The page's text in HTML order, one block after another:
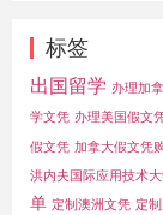
标签
出国留学 办理加
学文凭 办理美国假文
假文凭 加拿大假文凭
洪内夫国际应用技术
单 定制澳洲文凭 定